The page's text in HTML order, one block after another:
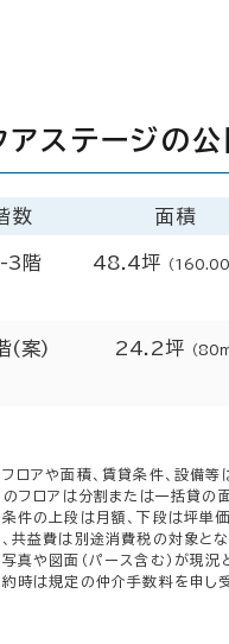
アステージの
数 面積
3階 48.4坪 （
(案) 24.2坪 （80
ロアや面積、賃貸条件、設備等
のフロアは分割または一括貸の
件の上段は月額、下段は坪単価
共益費は別途消費税の対象とな
真や図面（パース含む）が現況
時は規定の仲介手数料を申し受